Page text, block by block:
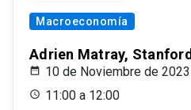
Macroeconomía
Adrien Matray, Stanford
10 de Noviembre de 2023
11:00 a 12:00